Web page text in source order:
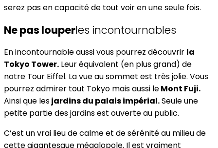
serez pas en capacité de tout voir en une seule fois.
Ne pas louperles incontournables
En incontournable aussi vous pourrez découvrir la
Tokyo Tower. Leur équivalent (en plus grand) de
notre Tour Eiffel. La vue au sommet est très jolie. Vous
pourrez admirer tout Tokyo mais aussi leMont Fuji.
Ainsi que lesjardins du palais impérial.Seule une
petite partie des jardins est ouverte au public.
C’est un vrai lieu de calme et de sérénité au milieu de
cette gigantesque mégalopole. Il est vraiment